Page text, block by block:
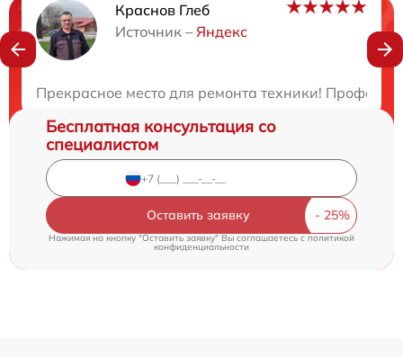
Краснов Глеб
Источник – Яндекс
Прекрасное место для ремонта техники!
Нужна консультация?
Бесплатная консультация со
специалистом
Оставить заявку
Нажимая на кнопку "Оставить заявку" Вы соглашаетесь cполитикой
конфиденциальности